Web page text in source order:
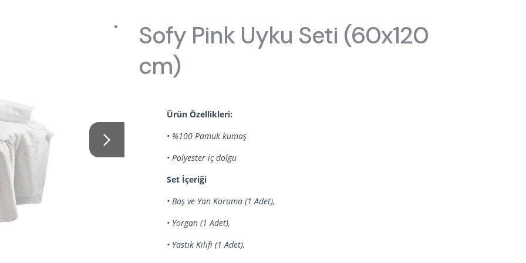
Şifonyer Aynaları Şifonyerler Toddler Karyolalar
Yavru Karyolalar
Yatak
& Alez
Tasarımın Hikayesi
Bilgi Toplumu Hizmetleri
Sofy Pink Uyku Seti (60x120
cm)
Ürün Özellikleri:
• %100 Pamuk kumaş
• Polyester iç dolgu
Set İçeriği
• Baş ve Yan Koruma (1 Adet),
• Yorgan (1 Adet),
• Yastık Kılıfı (1 Adet),